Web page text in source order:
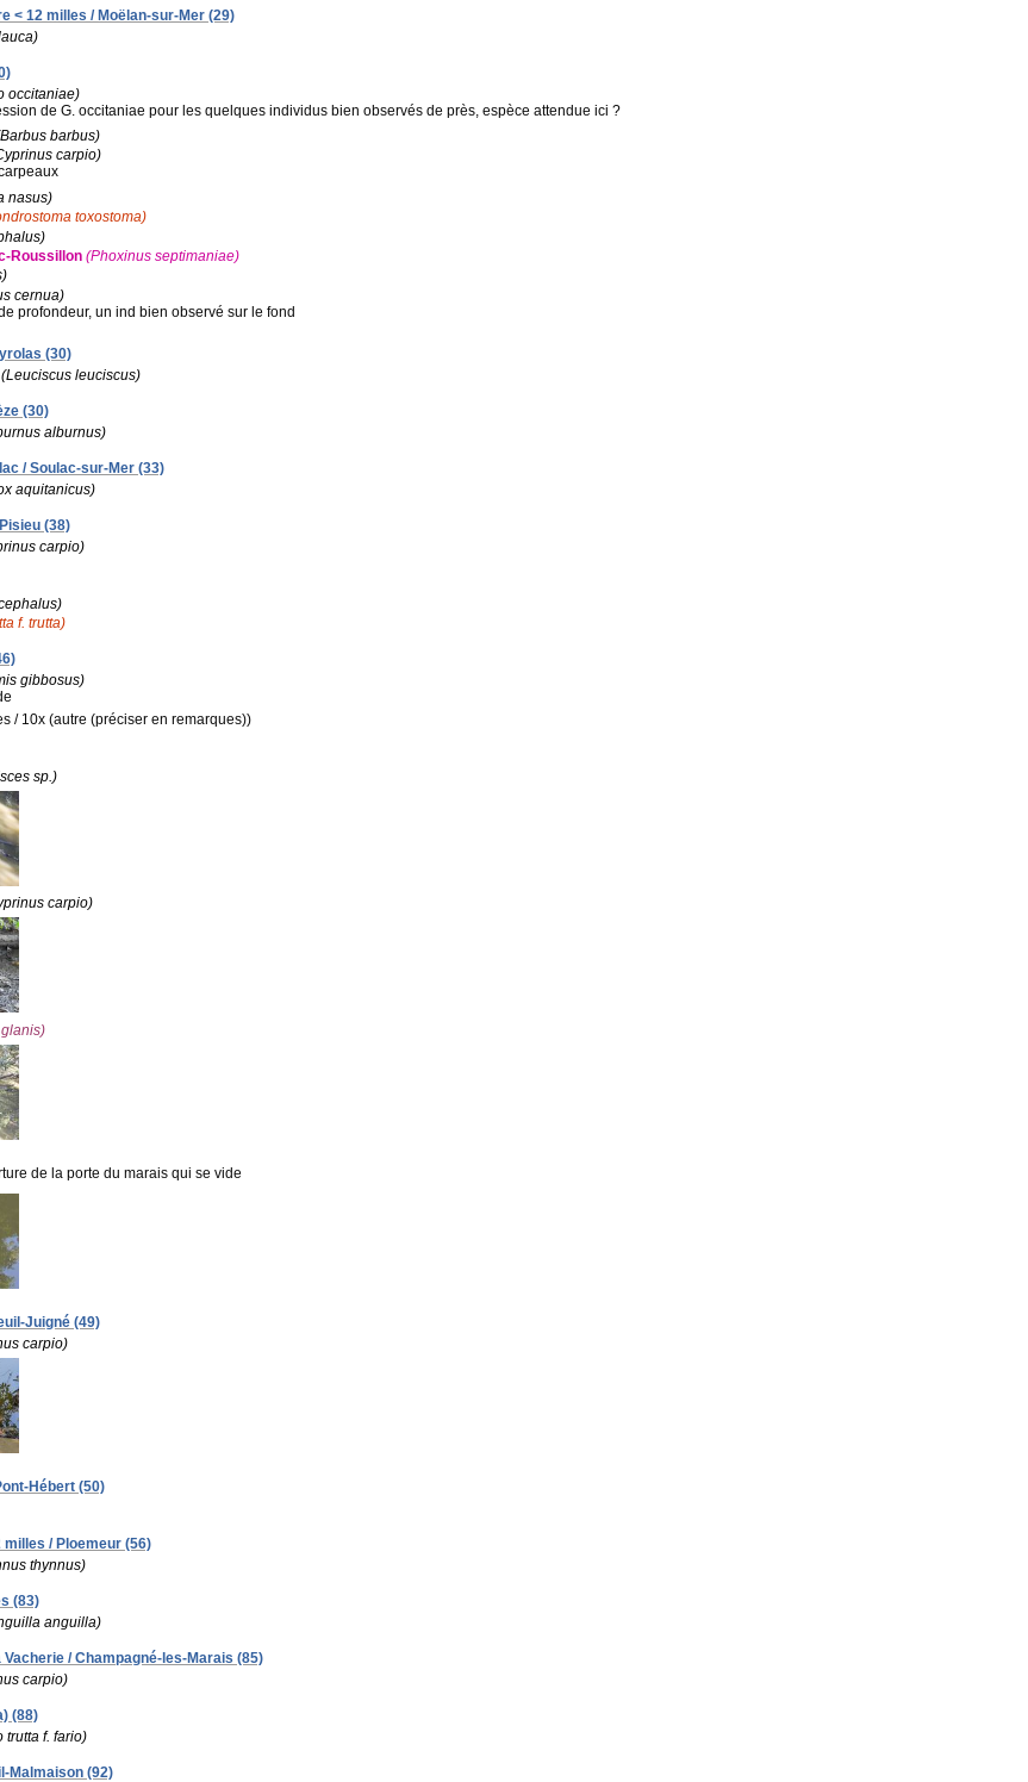
< 12 milles / Moëlan-sur-Mer (29)
occitaniae)
de G. occitaniae pour les quelques individus bien observés de près, espèce attendue ici ?
barbus)
carpio)
nasus)
toxostoma)
Roussillon (Phoxinus septimaniae)
cernua)
profondeur, un ind bien observé sur le fond
(30)
(Leuciscus leuciscus)
(30)
alburnus)
/ Soulac-sur-Mer (33)
aquitanicus)
(38)
carpio)
f. trutta)
gibbosus)
/ 10x (autre (préciser en remarques))
sp.)
carpio)
de la porte du marais qui se vide
Juigné (49)
carpio)
Hébert (50)
milles / Ploemeur (56)
thynnus)
(83)
anguilla)
Vacherie / Champagné-les-Marais (85)
carpio)
(88)
trutta f. fario)
Malmaison (92)